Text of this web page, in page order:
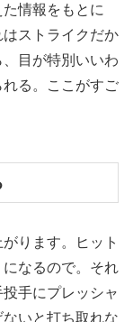
情報をもとに
はストライクだか
目が特別いいわ
る。ここがすご
ります。ヒット
なるので。それ
手にプレッシャ
いと打ち取れな